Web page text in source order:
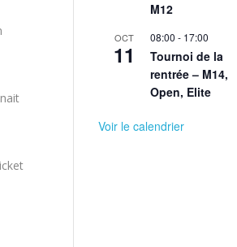
M12
OCT
11
08:00 - 17:00
Tournoi de la
rentrée – M14,
Open, Elite
Voir le calendrier